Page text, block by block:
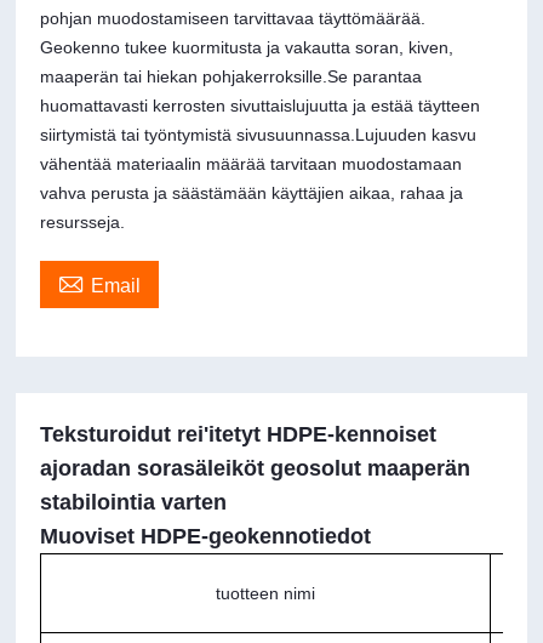
pohjan muodostamiseen tarvittavaa täyttömäärää.
Geokenno tukee kuormitusta ja vakautta soran, kiven,
maaperän tai hiekan pohjakerroksille.Se parantaa
huomattavasti kerrosten sivuttaislujuutta ja estää täytteen
siirtymistä tai työntymistä sivusuunnassa.Lujuuden kasvu
vähentää materiaalin määrää tarvitaan muodostamaan
vahva perusta ja säästämään käyttäjien aikaa, rahaa ja
resursseja.
 Email
Teksturoidut rei'itetyt HDPE-kennoiset
ajoradan sorasäleiköt geosolut maaperän
stabilointia varten
Muoviset HDPE-geokennotiedot
tuotteen nimi